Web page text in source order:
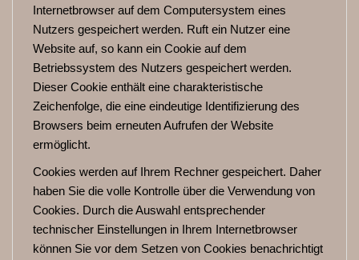
Internetbrowser auf dem Computersystem eines
Nutzers gespeichert werden. Ruft ein Nutzer eine
Website auf, so kann ein Cookie auf dem
Betriebssystem des Nutzers gespeichert werden.
Dieser Cookie enthält eine charakteristische
Zeichenfolge, die eine eindeutige Identifizierung des
Browsers beim erneuten Aufrufen der Website
ermöglicht.
Cookies werden auf Ihrem Rechner gespeichert. Daher
haben Sie die volle Kontrolle über die Verwendung von
Cookies. Durch die Auswahl entsprechender
technischer Einstellungen in Ihrem Internetbrowser
können Sie vor dem Setzen von Cookies benachrichtigt